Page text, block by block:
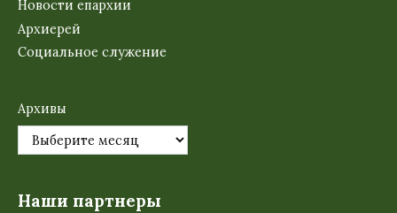
Новости епархии
Архиерей
Социальное служение
Архивы
Наши партнеры